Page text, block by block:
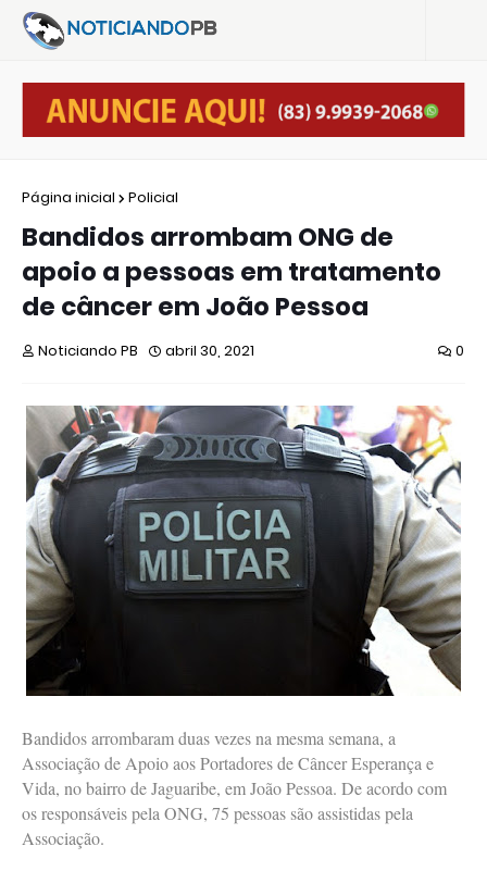
Página inicial Policial
Bandidos arrombam ONG de
apoio a pessoas em tratamento
de câncer em João Pessoa
Noticiando PB abril 30, 2021 0
Bandidos arrombaram duas vezes na mesma semana, a
Associação de Apoio aos Portadores de Câncer Esperança e
Vida, no bairro de Jaguaribe, em João Pessoa. De acordo com
os responsáveis pela ONG, 75 pessoas são assistidas pela
Associação.